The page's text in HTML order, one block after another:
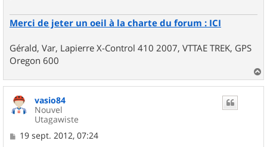
Merci de jeter un oeil à la charte du forum : ICI
Gérald, Var, Lapierre X-Control 410 2007, VTTAE TREK, GPS
Oregon 600
a
vasio84
Nouvel
Utagawiste
M19 sept. 2012, 07:24